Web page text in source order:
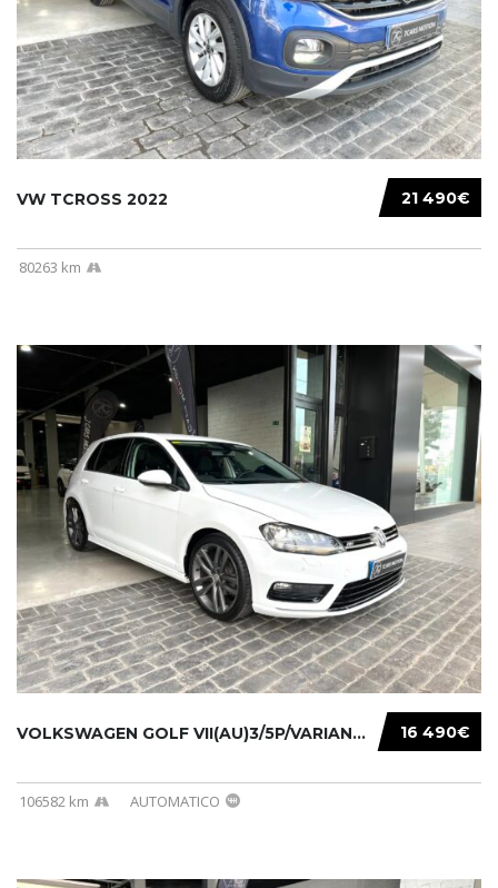
21 490€
VW TCROSS 2022
80263 km
16 490€
VOLKSWAGEN GOLF VII(AU)3/5P/VARIANT(12-16 20...
106582 km AUTOMATICO